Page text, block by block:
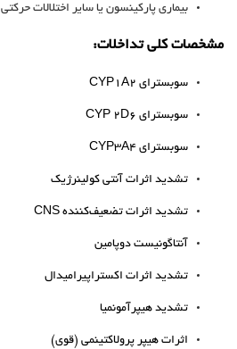
بیماری پارکینسون یا سایر اختلالات حرکتی
مشخصات کلی تداخلات:
سوبسترای CYP1A2
سوبسترای CYP 2D6
سوبسترای CYP3A4
تشدید اثرات آنتی کولینرژیک
تشدید اثرات تضعیف‌کننده CNS
آنتاگونیست دوپامین
تشدید اثرات اکستراپیرامیدال
تشدید هیپرآمونمیا
اثرات هیپر پرولاکتینمی (قوی)